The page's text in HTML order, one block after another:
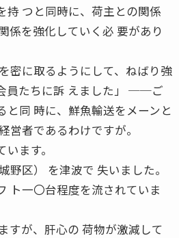
持 つと同時に、荷主との関係
係を強化していく必 要があり
密に取るようにして、ねばり強
員たちに訴 えました」 ──ご
と同 時に、鮮魚輸送をメーンと
営者であるわけですが。
ます。
野区） を津波で 失いました。
ト一〇台程度を流されていま
すが、肝心の 荷物が激減して